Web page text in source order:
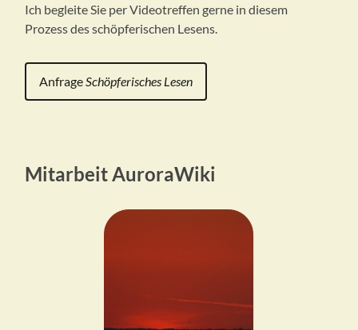
Ich begleite Sie per Videotreffen gerne in diesem
Prozess des schöpferischen Lesens.
Anfrage Schöpferisches Lesen
Mitarbeit AuroraWiki